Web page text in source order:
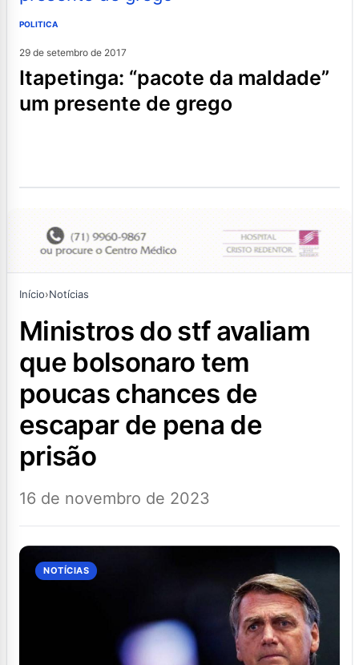
POLITICA
29 de setembro de 2017
itapetinga: “pacote da maldade”
um presente de grego
Início›Notícias
ministros do stf avaliam
que bolsonaro tem
poucas chances de
escapar de pena de
prisão
16 de novembro de 2023
NOTÍCIAS